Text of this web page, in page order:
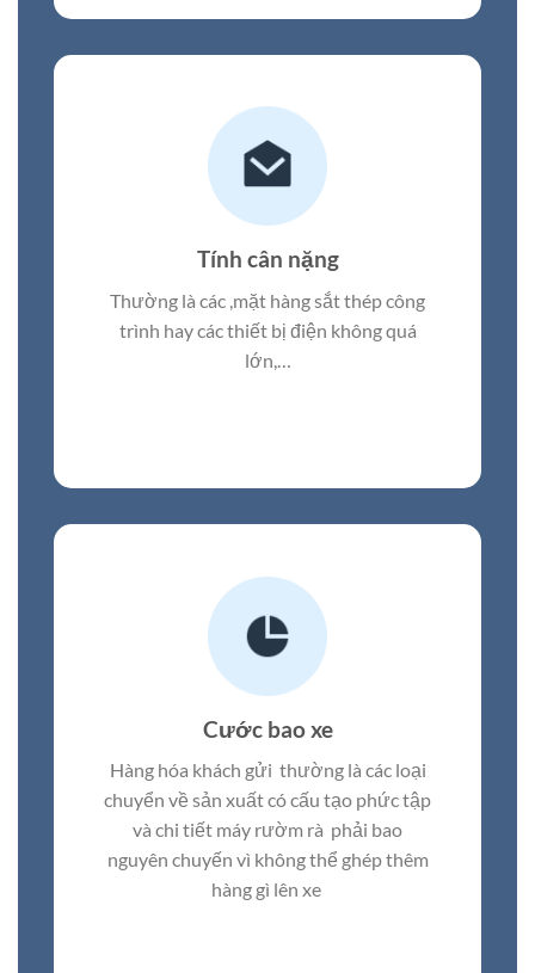
Tính cân nặng
Thường là các ,mặt hàng sắt thép công
trình hay các thiết bị điện không quá
lớn,…
Cước bao xe
Hàng hóa khách gửi thường là các loại
chuyển về sản xuất có cấu tạo phức tập
và chi tiết máy rườm rà phải bao
nguyên chuyến vì không thể ghép thêm
hàng gì lên xe